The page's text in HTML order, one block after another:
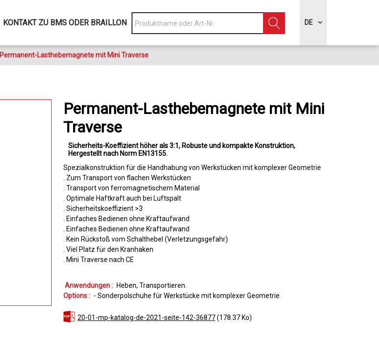
KONTAKT ZU BMS ODER BRAILLON DE
Permanent-Lasthebemagnete mit Mini Traverse
Permanent-Lasthebemagnete mit Mini
Traverse
Sicherheits-Koeffizient höher als 3:1
Robuste und kompakte Konstruktion
Hergestellt nach Norm EN13155
Spezialkonstruktion für die Handhabung von Werkstücken mit komplexer Geometrie
. Zum Transport von flachen Werkstücken
. Transport von ferromagnetischem Material
. Optimale Haftkraft auch bei Luftspalt
. Sicherheitskoeffizient >3
. Einfaches Bedienen ohne Kraftaufwand
. Einfaches Bedienen ohne Kraftaufwand
. Kein Rückstoß vom Schalthebel (Verletzungsgefahr)
. Viel Platz für den Kranhaken
. Mini Traverse nach CE
Anwendungen : Heben Transportieren
Options : - Sonderpolschuhe für Werkstücke mit komplexer Geometrie
20-01-mp-katalog-de-2021-seite-142-36877(178.37 Ko)